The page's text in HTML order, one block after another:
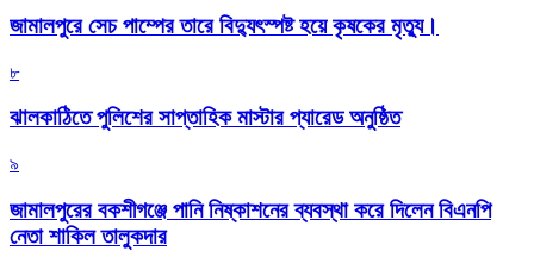
জামালপুরে সেচ পাম্পের তারে বিদ্যুৎস্পষ্ট হয়ে কৃষকের মৃত্যু।
৮
‎ঝালকাঠিতে পুলিশের সাপ্তাহিক মাস্টার প্যারেড অনুষ্ঠিত
৯
জামালপুরের বকশীগঞ্জে পানি নিষ্কাশনের ব্যবস্থা করে দিলেন বিএনপি
নেতা শাকিল তালুকদার